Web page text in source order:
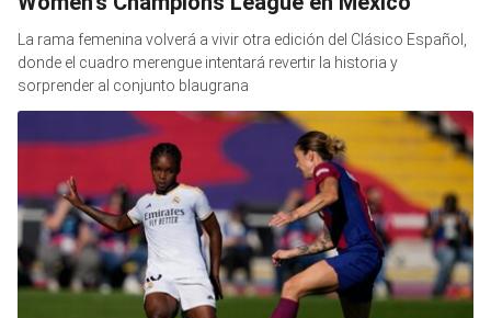
La rama femenina volverá a vivir otra edición del Clásico Español,
donde el cuadro merengue intentará revertir la historia y
sorprender al conjunto blaugrana